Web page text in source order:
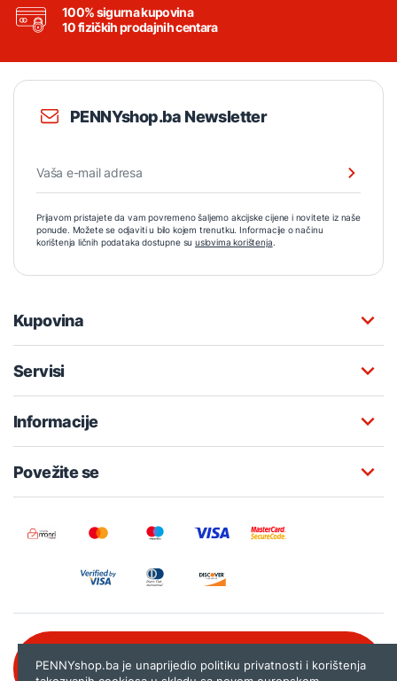
100% sigurna kupovina
10 fizičkih prodajnih centara
PENNYshop.ba Newsletter
Prijavom pristajete da vam povremeno šaljemo akcijske cijene i novitete iz naše
ponude. Možete se odjaviti u bilo kojem trenutku. Informacije o načinu
korištenja ličnih podataka dostupne su uslovima korištenja.
Kupovina
Servisi
Informacije
Povežite se
PENNYshop.ba je unaprijedio politiku privatnosti i korištenja